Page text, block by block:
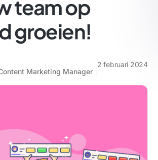
team op
groeien!
Marketing Manager
2 februari 2024